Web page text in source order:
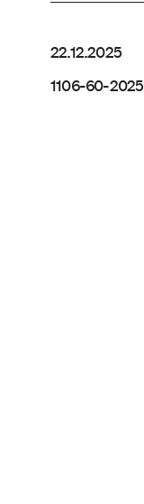
22.12.2025
1106-60-2025